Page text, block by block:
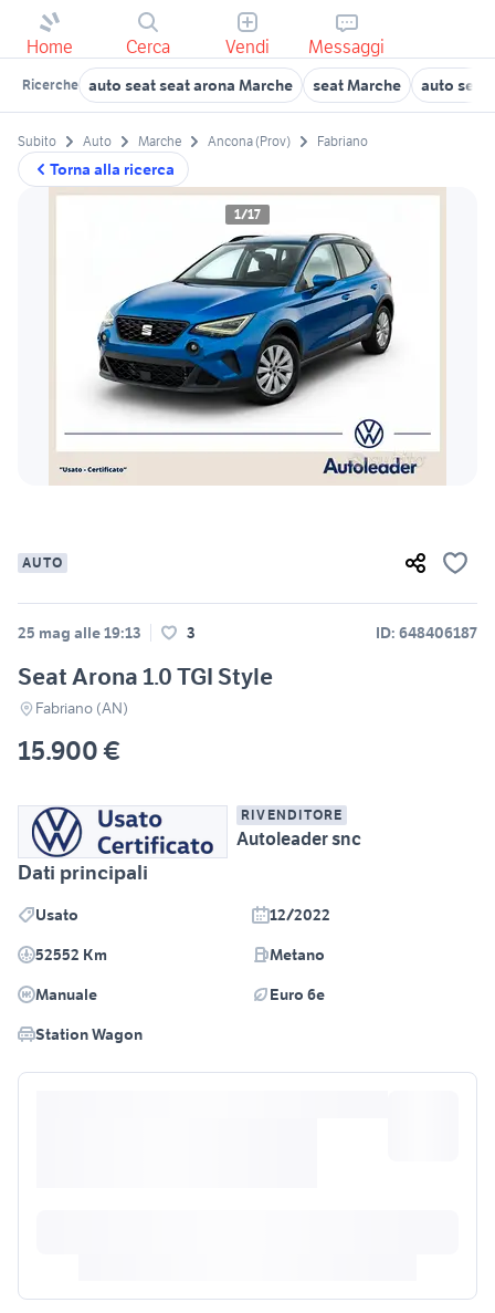
Home Cerca Vendi Messaggi
Ricerche auto seat seat arona Marche seat Marche auto seat
Torna alla ricerca
Subito Auto Marche Ancona (Prov) Fabriano
1/17
AUTO
25 mag alle 19:13 3 ID: 648406187
Seat Arona 1.0 TGI Style
Fabriano (AN)
15.900 €
RIVENDITORE
Autoleader snc
Dati principali
Usato
12/2022
52552 Km
Metano
Manuale
Euro 6e
Station Wagon